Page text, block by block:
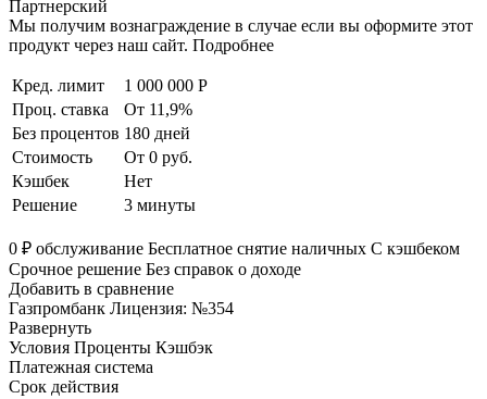
Партнерский
Мы получим вознаграждение в случае если вы оформите этот
продукт через наш сайт. Подробнее
Кред. лимит
1 000 000 Р
Проц. ставка
От 11,9%
Без процентов 180 дней
Стоимость
От 0 руб.
Кэшбек
Нет
Решение
3 минуты
0 ₽ обслуживание Бесплатное снятие наличных С кэшбеком
Срочное решение Без справок о доходе
Добавить в сравнение
Газпромбанк Лицензия: №354
Развернуть
Условия Проценты Кэшбэк
Платежная система
Срок действия